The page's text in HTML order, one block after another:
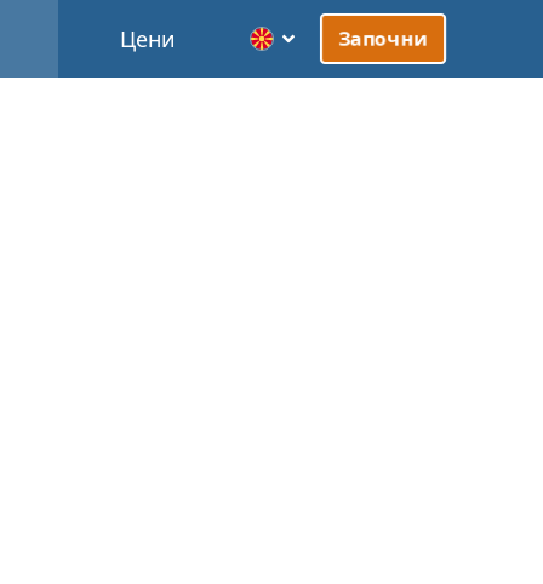
Цени Започни